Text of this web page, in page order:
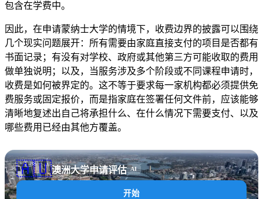
包含在学费中。
因此，在申请蒙纳士大学的情境下，收费边界的披露可以围绕
几个现实问题展开：所有需要由家庭直接支付的项目是否都有
书面记录；有没有对学校、政府或其他第三方可能收取的费用
做单独说明；以及，当服务涉及多个阶段或不同课程申请时，
收费是如何被界定的。这不等于要求每一家机构都必须提供免
费服务或固定报价，而是指家庭在签署任何文件前，应该能够
清晰地复述出自己将承担什么、在什么情况下需要支付、以及
哪些费用已经由其他方覆盖。
🇦🇺澳洲大学申请评估 AI
开始